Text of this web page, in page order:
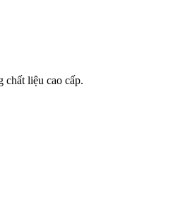
liệu cao cấp.